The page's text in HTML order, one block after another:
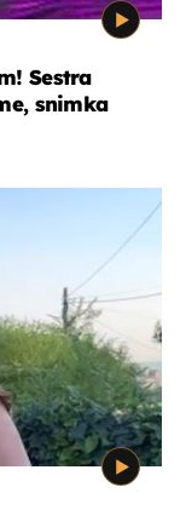
Sestra
snimka